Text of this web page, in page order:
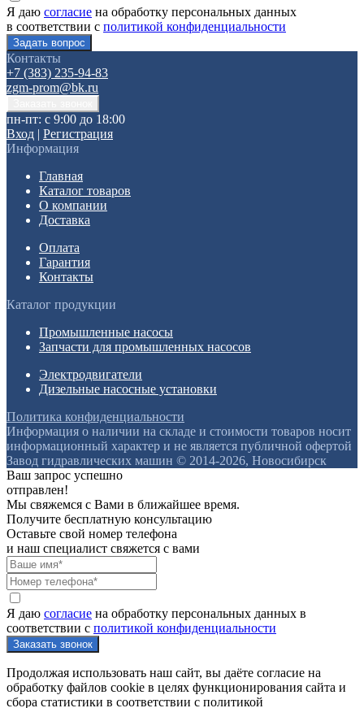
Я даю согласие на обработку персональных данных
в соответствии с политикой конфиденциальности
Контакты
+7 (383) 235-94-83
zgm-prom@bk.ru
пн-пт: с 9:00 до 18:00
Вход | Регистрация
Информация
Главная
Каталог товаров
О компании
Доставка
Оплата
Гарантия
Контакты
Каталог продукции
Промышленные насосы
Запчасти для промышленных насосов
Электродвигатели
Дизельные насосные установки
Политика конфиденциальности
Информация о наличии на складе и стоимости товаров носит
информационный характер и не является публичной офертой
Завод гидравлических машин © 2014-2026, Новосибирск
Ваш запрос успешно
отправлен!
Мы свяжемся с Вами в ближайшее время.
Получите бесплатную консультацию
Оставьте свой номер телефона
и наш специалист свяжется с вами
Я даю согласие на обработку персональных данных в
соответствии с политикой конфиденциальности
Продолжая использовать наш сайт, вы даёте согласие на
обработку файлов cookie в целях функционирования сайта и
сбора статистики в соответствии с политикой